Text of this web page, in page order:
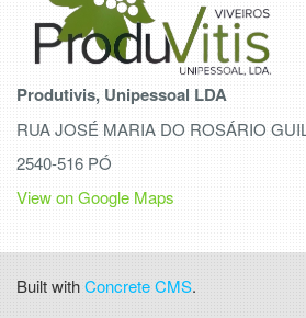
Produtivis, Unipessoal LDA
RUA JOSÉ MARIA DO ROSÁRIO
2540-516 PÓ
View on Google Maps
Built withConcrete CMS.